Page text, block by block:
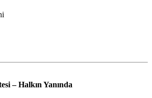
– Halkın Yanında